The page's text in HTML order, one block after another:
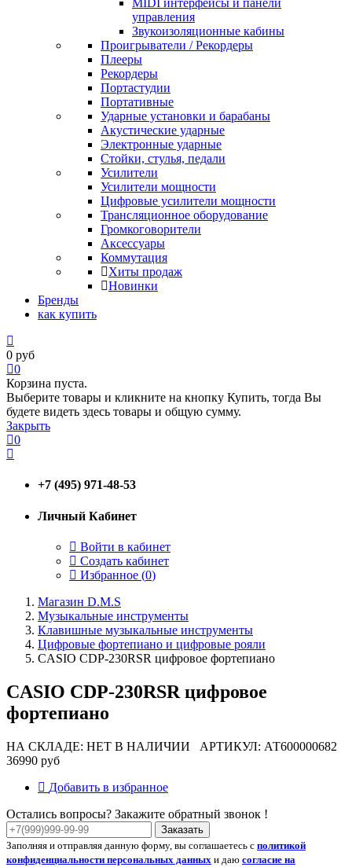
MIDI интерфейсы и панели
управления
Звукоизоляционные кабины
Проигрыватели / Рекордеры
Плееры
Рекордеры
Портастудии
Портативные
Ударные установки и барабаны
Акустические ударные
Электронные ударные
Стойки, стулья, педали
Усилители
Усилители мощности
Цифровые усилители мощности
Трансляционное оборудование
Громкоговорители
Аксессуары
Коммутация
Хиты продаж
Новинки
Бренды
как купить
0 руб
0
Корзина пуста.
Выберите товары и кликните на кнопку Купить, тогда Вы
будете видеть здесь товары и общую сумму.
Закрыть
0
+7 (495) 971-48-53
Личный Кабинет
Войти в кабинет
Создать кабинет
Избранное (0)
Магазин D.M.S
Музыкальные инструменты
Клавишные музыкальные инструменты
Цифровые фортепиано и цифровые рояли
CASIO CDP-230RSR цифровое фортепиано
CASIO CDP-230RSR цифровое
фортепиано
НА СКЛАДЕ: НЕТ В НАЛИЧИИ АРТИКУЛ: АТ600000682
36990 руб
Добавить в избранное
Остались вопросы? Закажите обратный звонок !
Заказать
Заполняя и отправляя данную форму, вы соглашаетесь с политикой
конфиденциальности персональных данных и даю согласие на